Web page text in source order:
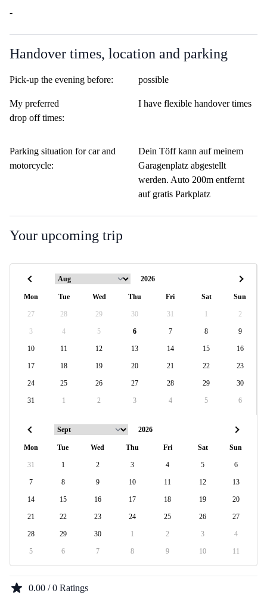
-
Handover times, location and parking
Pick-up the evening before: possible
My preferred
drop off times:
I have flexible handover times
Parking situation for car and
motorcycle:
Dein Töff kann auf meinem
Garagenplatz abgestellt
werden. Auto 200m entfernt
auf gratis Parkplatz
Your upcoming trip
Mon Tue Wed Thu Fri Sat Sun
27 28 29 30 31 1 2
3 4 5 6 7 8 9
10 11 12 13 14 15 16
17 18 19 20 21 22 23
24 25 26 27 28 29 30
31 1 2 3 4 5 6
Mon Tue Wed Thu Fri Sat Sun
31 1 2 3 4 5 6
7 8 9 10 11 12 13
14 15 16 17 18 19 20
21 22 23 24 25 26 27
28 29 30 1 2 3 4
5 6 7 8 9 10 11
0.00 / 0 Ratings